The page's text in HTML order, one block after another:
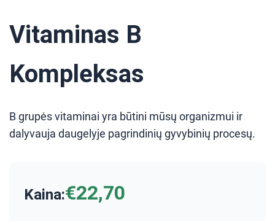
Vitaminas B
Kompleksas
B grupės vitaminai yra būtini mūsų organizmui ir
dalyvauja daugelyje pagrindinių gyvybinių procesų.
Kaina:€22,70